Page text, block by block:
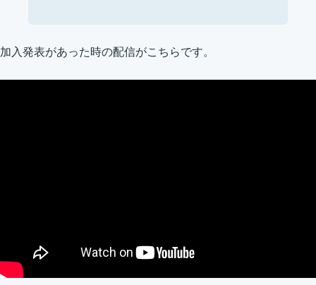
加入発表があった時の配信がこちらです。